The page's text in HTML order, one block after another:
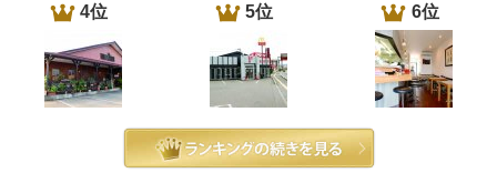
4位 5位 6位